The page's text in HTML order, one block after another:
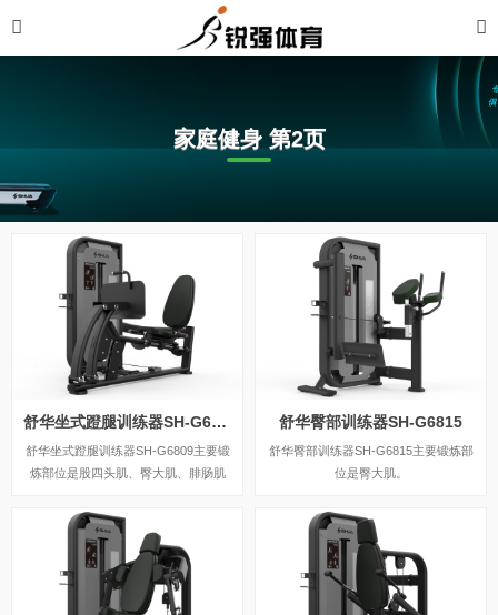
家庭健身 第2页
舒华坐式蹬腿训练器SH-G6809
舒华坐式蹬腿训练器SH-G6809主要锻
炼部位是股四头肌、臀大肌、腓肠肌
舒华臀部训练器SH-G6815
舒华臀部训练器SH-G6815主要锻炼部
位是臀大肌。